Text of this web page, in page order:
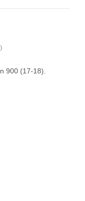
900 (17-18).